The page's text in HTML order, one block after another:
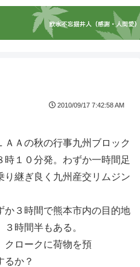
2010/09/17 7:42:58 AM
ＡＡの秋の行事九州ブロック
１０分発。わずか一時間足
り継ぎ良く九州産交リムジン
か３時間で熊本市内の目的地
時間半もある。
クロークに荷物を預
るか？